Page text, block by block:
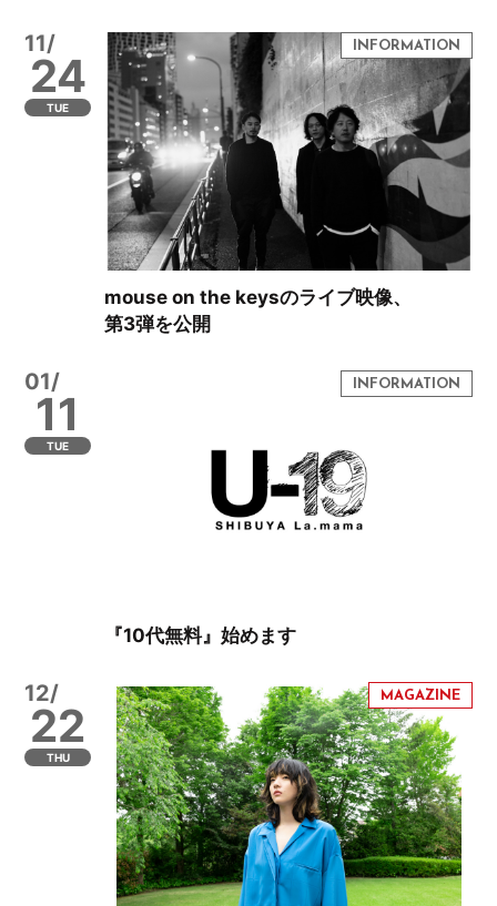
11/
24
TUE
mouse on the keysのライブ映像、
第3弾を公開
01/
11
TUE
『10代無料』始めます
12/
22
THU